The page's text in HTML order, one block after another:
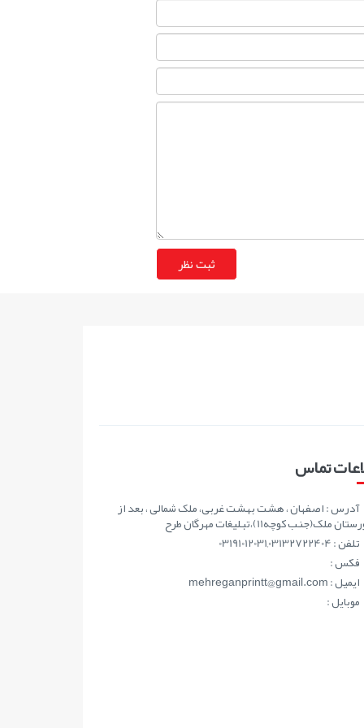
تماس
آدرس : اصفهان ، هشت بهشت غربی، ملک شمالی ، بعد از
ملک(جنب کوچه11)،تبلیغات مهرگان طرح
تلفن : 03191012031,03132722404
فکس :
ايميل : mehreganprintt@gmail.com
موبايل :